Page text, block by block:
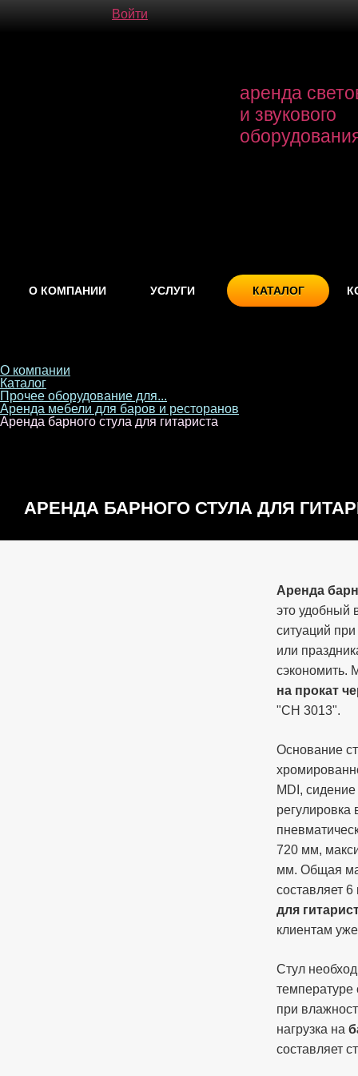
Войти
аренда
и звукового
О КОМПАНИИ УСЛУГИ КАТАЛОГ
О компании
Каталог
Прочее оборудование для...
Аренда мебели для баров и ресторанов
Аренда барного стула для гитариста
АРЕНДА БАРНОГО СТУЛА ДЛЯ
Аренда
это удобный
ситуаций
или
сэкономить.
на прокат
"CH 3013".
Основание
MDI,
регулировка
720 мм,
мм. Общая
составляет 6
для
клиентам
Стул
температуре
при
нагрузка на
составляет